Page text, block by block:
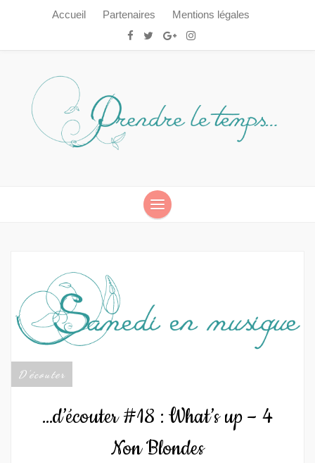
Accueil Partenaires Mentions légales
D'écouter
…d’écouter #18 : What’s up – 4
Non Blondes